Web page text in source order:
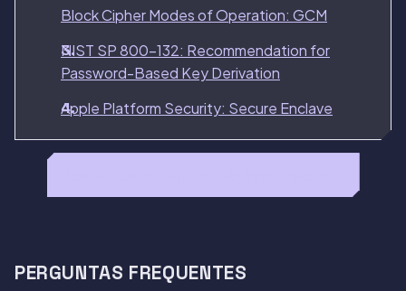
Block Cipher Modes of Operation: GCM
NIST SP 800-132: Recommendation for
Password-Based Key Derivation
Apple Platform Security: Secure Enclave
PERGUNTAS FREQUENTES